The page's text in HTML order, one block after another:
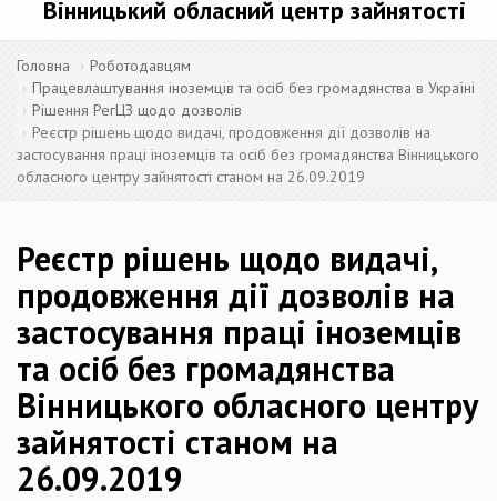
Вінницький обласний центр зайнятості
Головна
Роботодавцям
Працевлаштування іноземців та осіб без громадянства в Україні
Рішення РегЦЗ щодо дозволів
Реєстр рішень щодо видачі, продовження дії дозволів на
застосування праці іноземців та осіб без громадянства Вінницького
обласного центру зайнятості станом на 26.09.2019
Реєстр рішень щодо видачі,
продовження дії дозволів на
застосування праці іноземців
та осіб без громадянства
Вінницького обласного центру
зайнятості станом на
26.09.2019